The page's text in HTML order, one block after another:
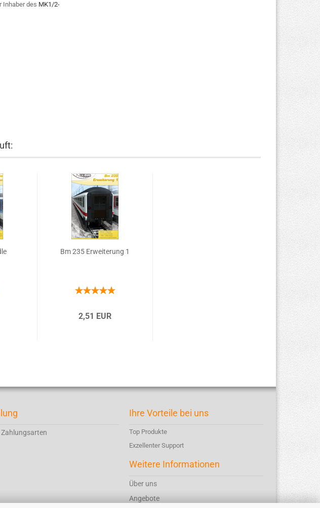
Inhaber des MK1/2-
Bm 235 Erweiterung 1
2,51 EUR
Zahlungsarten
Ihre Vorteile bei uns
Top Produkte
Exzellenter Support
Weitere Informationen
Über uns
Angebote